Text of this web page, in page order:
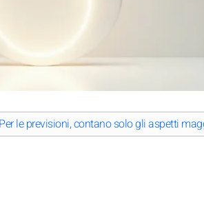
Per le previsioni, contano solo gli aspetti